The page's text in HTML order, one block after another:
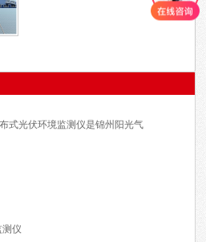
式光伏环境监测仪是锦州阳光气
仪